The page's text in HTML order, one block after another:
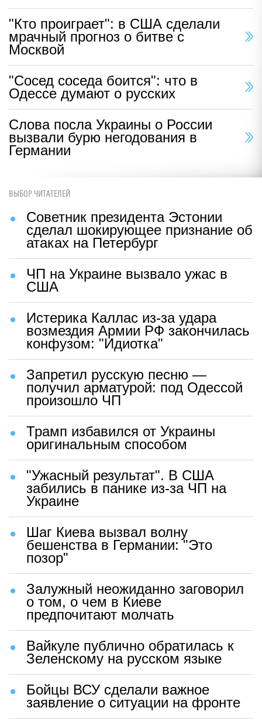
"Кто проиграет": в США сделали
мрачный прогноз о битве с
Москвой
"Сосед соседа боится": что в
Одессе думают о русских
Слова посла Украины о России
вызвали бурю негодования в
Германии
ВЫБОР ЧИТАТЕЛЕЙ
Советник президента Эстонии
сделал шокирующее признание об
атаках на Петербург
ЧП на Украине вызвало ужас в
США
Истерика Каллас из-за удара
возмездия Армии РФ закончилась
конфузом: "Идиотка"
Запретил русскую песню —
получил арматурой: под Одессой
произошло ЧП
Трамп избавился от Украины
оригинальным способом
"Ужасный результат". В США
забились в панике из-за ЧП на
Украине
Шаг Киева вызвал волну
бешенства в Германии: "Это
позор"
Залужный неожиданно заговорил
о том, о чем в Киеве
предпочитают молчать
Вайкуле публично обратилась к
Зеленскому на русском языке
Бойцы ВСУ сделали важное
заявление о ситуации на фронте